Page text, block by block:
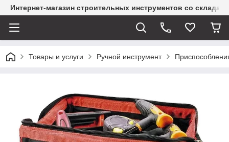
Интернет-магазин строительных инструментов со склада
Товары и услуги Ручной инструмент